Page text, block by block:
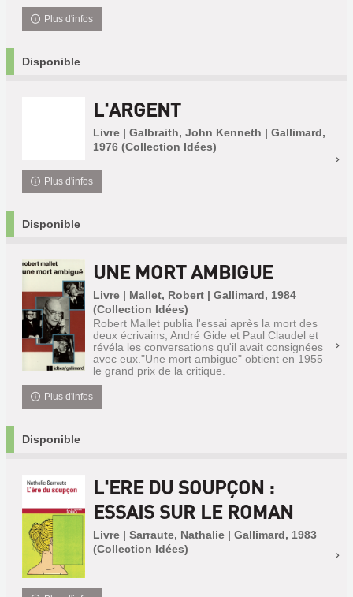
Plus d'infos
Disponible
L'ARGENT
Livre | Galbraith, John Kenneth | Gallimard,
1976 (Collection Idées)
Plus d'infos
Disponible
UNE MORT AMBIGUE
Livre | Mallet, Robert | Gallimard, 1984
(Collection Idées)
Robert Mallet publia l'essai après la mort des
deux écrivains, André Gide et Paul Claudel et
révéla les conversations qu'il avait consignées
avec eux."Une mort ambigue" obtient en 1955
le grand prix de la critique.
Plus d'infos
Disponible
L'ERE DU SOUPÇON :
ESSAIS SUR LE ROMAN
Livre | Sarraute, Nathalie | Gallimard, 1983
(Collection Idées)